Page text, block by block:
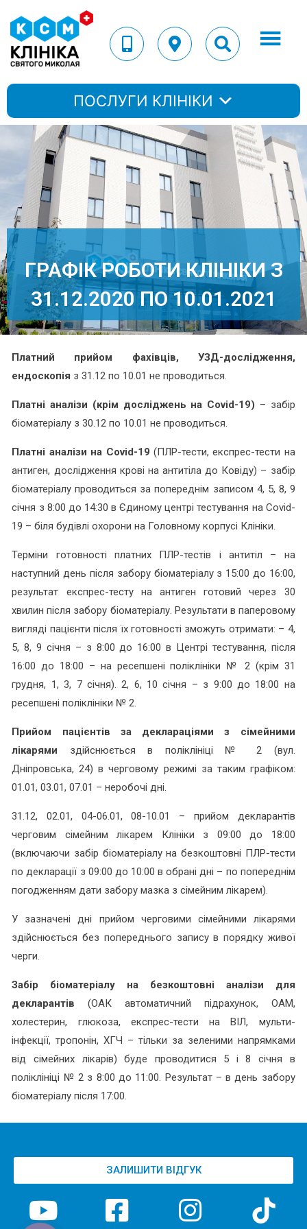
ПОСЛУГИ КЛІНІКИ
ГРАФІК РОБОТИ КЛІНІКИ З
31.12.2020 ПО 10.01.2021
Платний прийом фахівців, УЗД-дослідження,
ендоскопія з 31.12 по 10.01 не проводиться.
Платні аналізи (крім досліджень на Covid-19) – забір
біоматеріалу з 30.12 по 10.01 не проводиться.
Платні аналізи на Covid-19 (ПЛР-тести, експрес-тести на
антиген, дослідження крові на антитіла до Ковіду) – забір
біоматеріалу проводиться за попереднім записом 4, 5, 8, 9
січня з 8:00 до 14:30 в Єдиному центрі тестування на Covid-
19 – біля будівлі охорони на Головному корпусі Клініки.
Терміни готовності платних ПЛР-тестів і антитіл – на
наступний день після забору біоматеріалу з 15:00 до 16:00,
результат експрес-тесту на антиген готовий через 30
хвилин після забору біоматеріалу. Результати в паперовому
вигляді пацієнти після їх готовності зможуть отримати: – 4,
5, 8, 9 січня – з 8:00 до 16:00 в Центрі тестування, після
16:00 до 18:00 – на ресепшені поліклініки № 2 (крім 31
грудня, 1, 3, 7 січня). 2, 6, 10 січня – з 9:00 до 18:00 на
ресепшені поліклініки № 2.
Прийом пацієнтів за деклараціями з сімейними
лікарями здійснюється в поліклініці № 2 (вул.
Дніпровська, 24) в черговому режимі за таким графіком:
01.01, 03.01, 07.01 – неробочі дні.
31.12, 02.01, 04-06.01, 08-10.01 – прийом декларантів
черговим сімейним лікарем Клініки з 09:00 до 18:00
(включаючи забір біоматеріалу на безкоштовні ПЛР-тести
по декларації з 09:00 до 10:00 в обрані дні – по попереднім
погодженням дати забору мазка з сімейним лікарем).
У зазначені дні прийом черговими сімейними лікарями
здійснюється без попереднього запису в порядку живої
черги.
Забір біоматеріалу на безкоштовні аналізи для
декларантів(ОАК автоматичний підрахунок, ОАМ,
холестерин, глюкоза, експрес-тести на ВІЛ, мульти-
інфекції, тропонін, ХГЧ – тільки за зеленими напрямками
від сімейних лікарів) буде проводитися 5 і 8 січня в
поліклініці № 2 з 8:00 до 11:00. Результат – в день забору
біоматеріалу після 17:00.
ЗАЛИШИТИ ВІДГУК